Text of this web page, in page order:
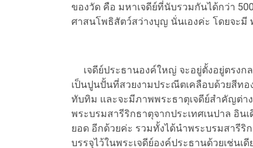
ของวัด คือ มหาเจดีย์ที่นับรวมกันได้กว่า
ศาสนโพธิสัตว์สว่างบุญ นั่นเองค่ะ โดยจะ
เจดีย์ประธานองค์ใหญ่ จะอยู่ตั้งอยู่ตรงกล
เป็นปูนปั้นที่สวยงามประณีตเคลือบด้วยสีทอ
ทับทิม และจะมีภาพพระธาตุเจดีย์สำคัญต่า
พระบรมสารีริกธาตุจากประเทศเนปาล อิน
ยอด อีกด้วยค่ะ รวมทั้งได้นำพระบรมสารี
บรรจุไว้ในพระเจดีย์องค์ประธานด้วยเช่นเ